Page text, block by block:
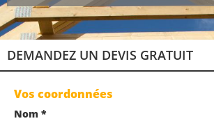
DEMANDEZ UN DEVIS GRATUIT
Vos coordonnées
Nom *